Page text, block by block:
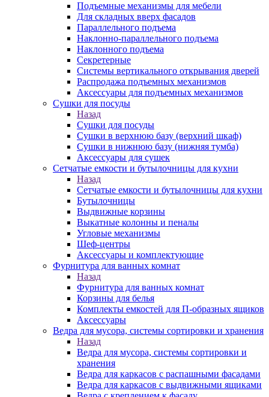
Подъемные механизмы для мебели
Для складных вверх фасадов
Параллельного подъема
Наклонно-параллельного подъема
Наклонного подъема
Секретерные
Системы вертикального открывания дверей
Распродажа подъемных механизмов
Аксессуары для подъемных механизмов
Сушки для посуды
Назад
Сушки для посуды
Сушки в верхнюю базу (верхний шкаф)
Сушки в нижнюю базу (нижняя тумба)
Аксессуары для сушек
Сетчатые емкости и бутылочницы для кухни
Назад
Сетчатые емкости и бутылочницы для кухни
Бутылочницы
Выдвижные корзины
Выкатные колонны и пеналы
Угловые механизмы
Шеф-центры
Аксессуары и комплектующие
Фурнитура для ванных комнат
Назад
Фурнитура для ванных комнат
Корзины для белья
Комплекты емкостей для П-образных ящиков
Аксессуары
Ведра для мусора, системы сортировки и хранения
Назад
Ведра для мусора, системы сортировки и
хранения
Ведра для каркасов с распашными фасадами
Ведра для каркасов с выдвижными ящиками